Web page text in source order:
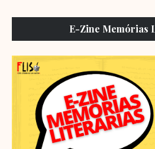
E-Zine Memórias